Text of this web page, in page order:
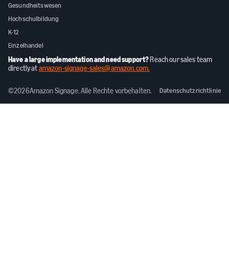
Gesundheitswesen
Hochschulbildung
K-12
Einzelhandel
Have a large implementation and need support? Reach our sales team
directly atamazon-signage-sales@amazon.com.
©2026Amazon Signage. Alle Rechte vorbehalten. Datenschutzrichtlinie